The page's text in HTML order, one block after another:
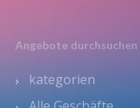
Angebote durchsuchen
kategorien